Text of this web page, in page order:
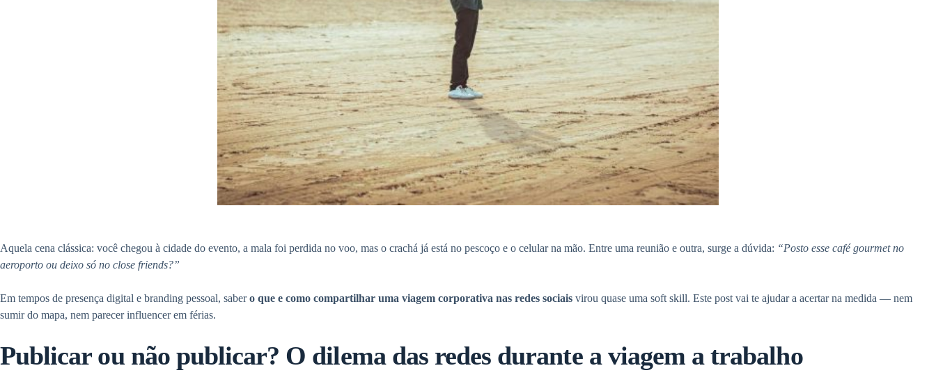
Aquela cena clássica: você chegou à cidade do evento, a mala foi perdida no voo, mas o crachá já está no pescoço e o celular na mão. Entre uma reunião e outra, surge a dúvida: “Posto esse café gourmet no
aeroporto ou deixo só no close friends?”
Em tempos de presença digital e branding pessoal, sabero que e como compartilhar uma viagem corporativa nas redes sociais virou quase uma soft skill. Este post vai te ajudar a acertar na medida — nem
sumir do mapa, nem parecer influencer em férias.
Publicar ou não publicar? O dilema das redes durante a viagem a trabalho